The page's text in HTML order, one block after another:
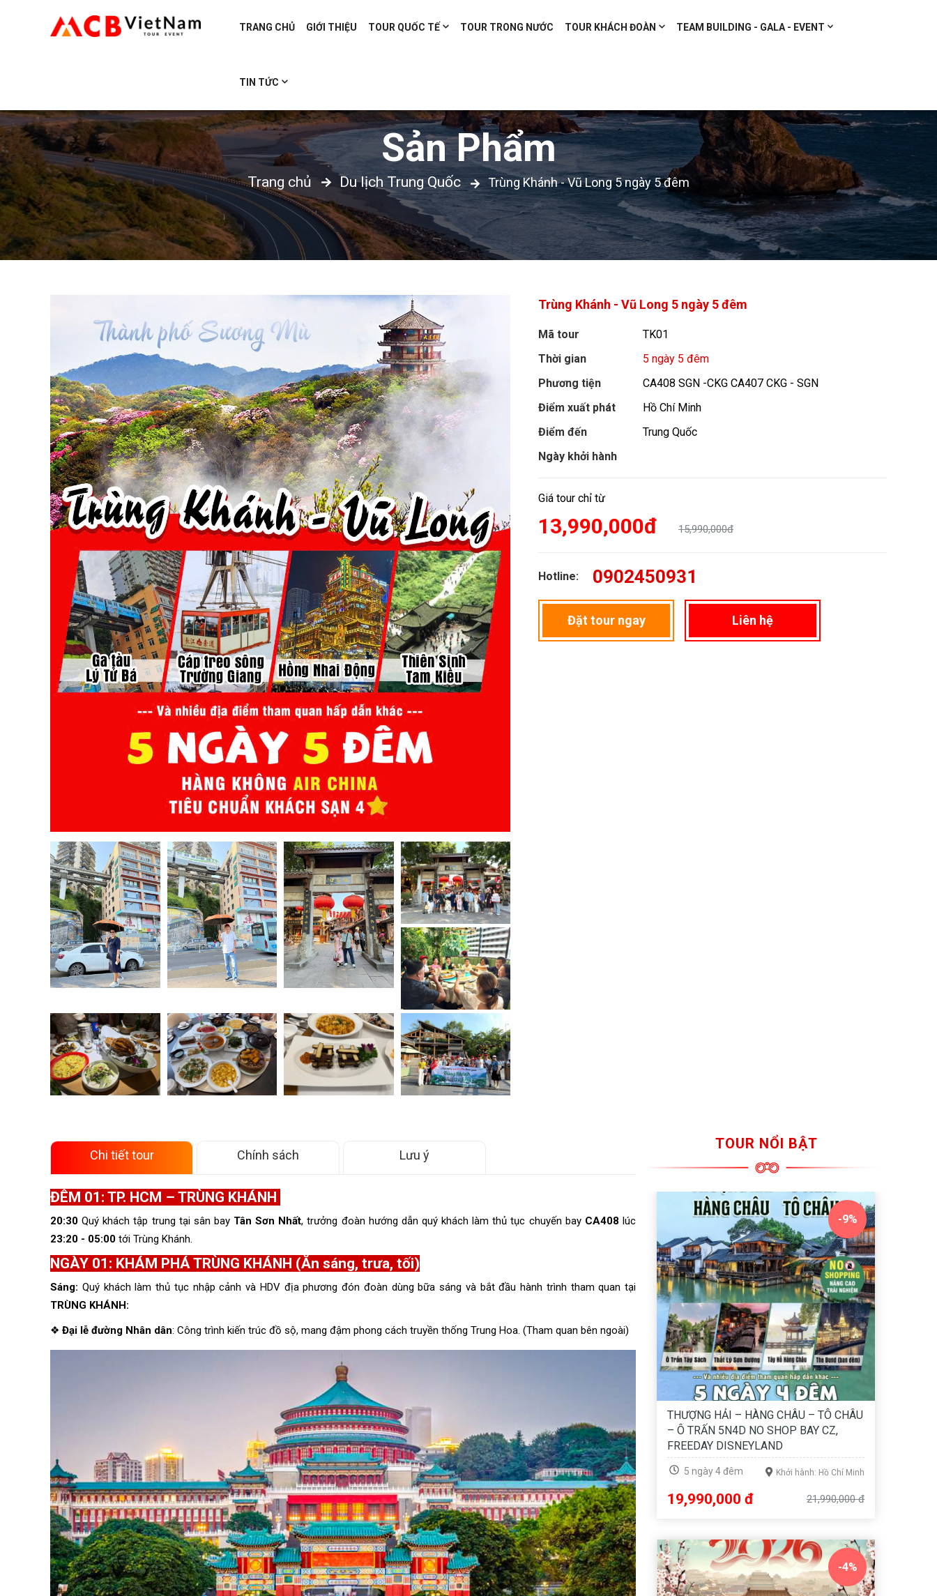
TRANG CHỦ GIỚI THIỆU TOUR QUỐC TẾ TOUR TRONG NƯỚC TOUR KHÁCH ĐOÀN TEAM BUILDING - GALA - EVENT
TIN TỨC
Sản Phẩm
Trang chủ Du lịch Trung Quốc Trùng Khánh - Vũ Long 5 ngày 5 đêm
Trùng Khánh - Vũ Long 5 ngày 5 đêm
Mã tour
TK01
Thời gian
5 ngày 5 đêm
Phương tiện
CA408 SGN -CKG CA407 CKG - SGN
Điểm xuất phát
Hồ Chí Minh
Điểm đến
Trung Quốc
Ngày khởi hành
Giá tour chỉ từ
13,990,000đ 15,990,000đ
Hotline: 0902450931
Đặt tour ngay Liên hệ
Chi tiết tour Chính sách Lưu ý
ĐÊM 01: TP. HCM – TRÙNG KHÁNH
20:30 Quý khách tập trung tại sân bay Tân Sơn Nhất, trưởng đoàn hướng dẫn quý khách làm thủ tục chuyến bay CA408 lúc
23:20 - 05:00 tới Trùng Khánh.
NGÀY 01: KHÁM PHÁ TRÙNG KHÁNH (Ăn sáng, trưa, tối)
Sáng: Quý khách làm thủ tục nhập cảnh và HDV địa phương đón đoàn dùng bữa sáng và bắt đầu hành trình tham quan tại
TRÙNG KHÁNH:
❖ Đại lễ đường Nhân dân: Công trình kiến trúc đồ sộ, mang đậm phong cách truyền thống Trung Hoa. (Tham quan bên ngoài)
TOUR NỔI BẬT
-9%
THƯỢNG HẢI – HÀNG CHÂU – TÔ CHÂU
– Ô TRẤN 5N4D NO SHOP BAY CZ,
FREEDAY DISNEYLAND
5 ngày 4 đêm Khởi hành: Hồ Chí Minh
19,990,000 đ 21,990,000 đ
-4%